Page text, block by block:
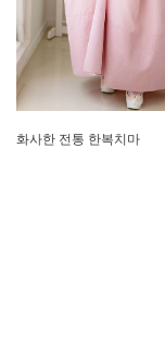
화사한 전통 한복치마